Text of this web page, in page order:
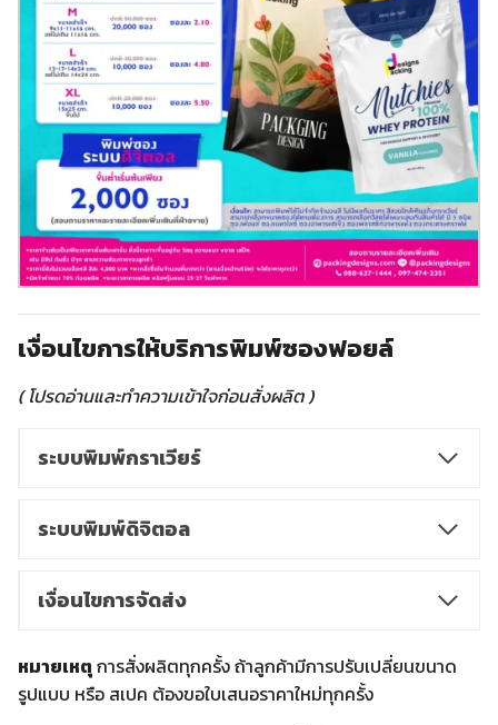
เงื่อนไขการให้บริการพิมพ์ซองฟอยล์
( โปรดอ่านและทำความเข้าใจก่อนสั่งผลิต )
ระบบพิมพ์กราเวียร์
ระบบพิมพ์ดิจิตอล
เงื่อนไขการจัดส่ง
หมายเหตุการสั่งผลิตทุกครั้ง ถ้าลูกค้ามีการปรับเปลี่ยนขนาด
รูปแบบ หรือ สเปค ต้องขอใบเสนอราคาใหม่ทุกครั้ง